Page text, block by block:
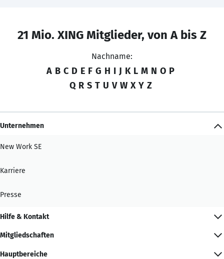
21 Mio. XING Mitglieder, von A bis Z
Nachname:
A B C D E F G H I J K L M N O P
Q R S T U V W X Y Z
Unternehmen
New Work SE
Karriere
Presse
Hilfe & Kontakt
Mitgliedschaften
Hauptbereiche